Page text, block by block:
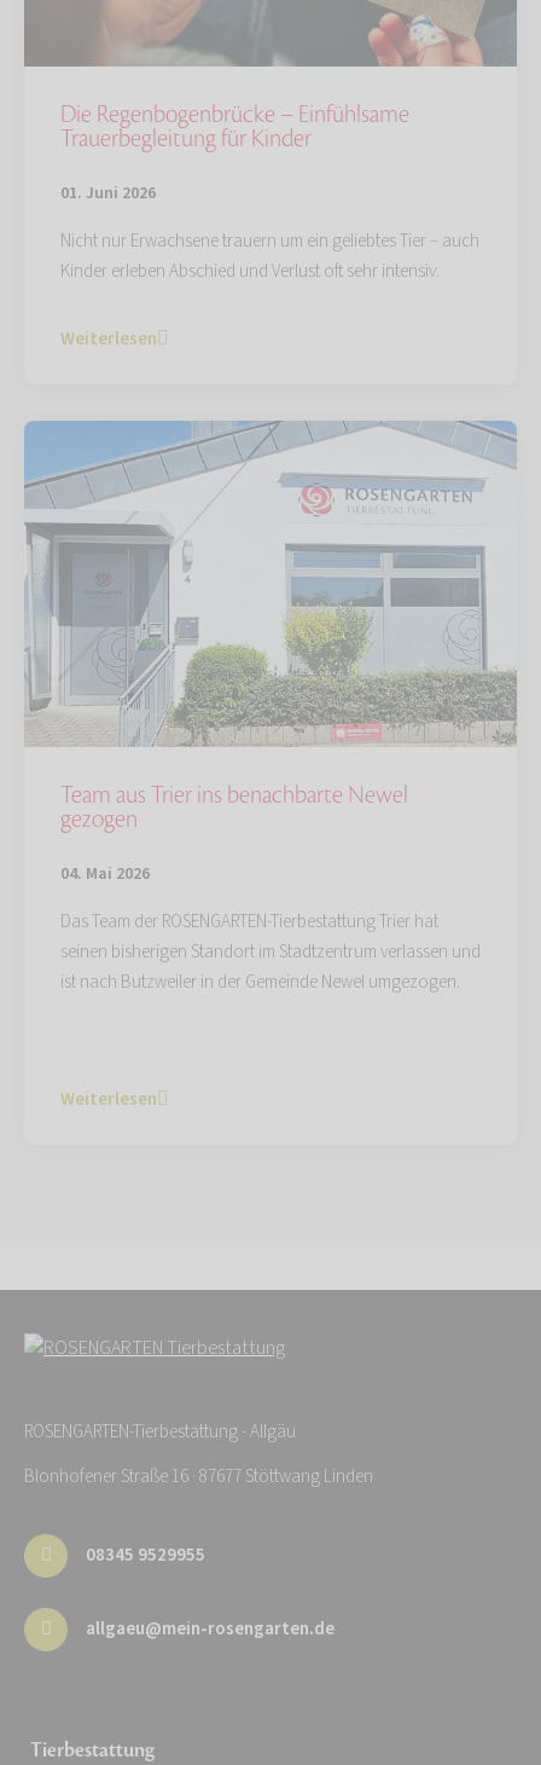
Die Regenbogenbrücke – Einfühlsame
Trauerbegleitung für Kinder
01. Juni 2026
Nicht nur Erwachsene trauern um ein geliebtes Tier – auch
Kinder erleben Abschied und Verlust oft sehr intensiv.
Weiterlesen
Team aus Trier ins benachbarte Newel
gezogen
04. Mai 2026
Das Team der ROSENGARTEN-Tierbestattung Trier hat
seinen bisherigen Standort im Stadtzentrum verlassen und
ist nach Butzweiler in der Gemeinde Newel umgezogen.
Weiterlesen
ROSENGARTEN-Tierbestattung - Allgäu
Blonhofener Straße 16 · 87677 Stöttwang Linden
08345 9529955
allgaeu@mein-rosengarten.de
Tierbestattung